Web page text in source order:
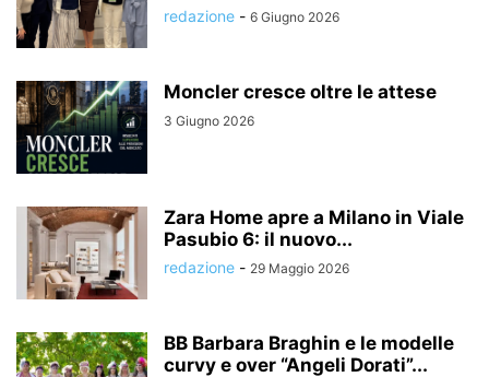
redazione - 6 Giugno 2026
Moncler cresce oltre le attese
3 Giugno 2026
Zara Home apre a Milano in Viale
Pasubio 6: il nuovo...
redazione - 29 Maggio 2026
BB Barbara Braghin e le modelle
curvy e over “Angeli Dorati”...